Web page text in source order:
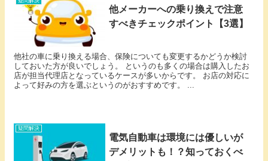
他メーカーへの乗り換えで注意
すべきチェックポイント【3選】
他社の車に乗り換える場合、保険についても変更するかどうか検討
しておいた方が良いでしょう。 というのも多くの場合は購入したお
店が担当代理店となっているケースが多いからです。 お店の対応に
よって好みの方を選ぶというのがおすすめです。 ...
疑問解決
電気自動車は環境には優しいが
デメリットも！？知っておくべ